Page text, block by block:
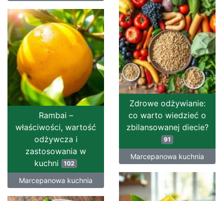
Zdrowe odżywianie:
co warto wiedzieć o
zbilansowanej diecie?
91
Marcepanowa kuchnia
Rambai –
właściwości, wartość
odżywcza i
zastosowania w
kuchni 102
Marcepanowa kuchnia